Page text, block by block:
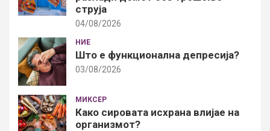
струја
04/08/2026
НИЕ
Што е функционална депресија?
03/08/2026
МИКСЕР
Како сировата исхрана влијае на
организмот?